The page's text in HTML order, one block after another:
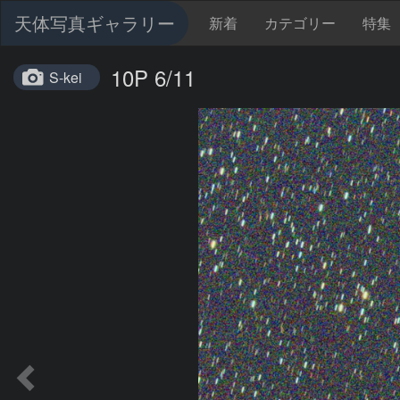
天体写真ギャラリー 新着 カテゴリー 特集
S-kei 10P 6/11